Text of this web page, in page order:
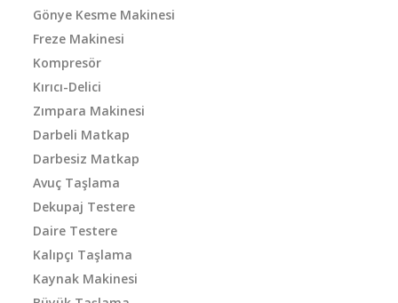
Gönye Kesme Makinesi
Freze Makinesi
Kompresör
Kırıcı-Delici
Zımpara Makinesi
Darbeli Matkap
Darbesiz Matkap
Avuç Taşlama
Dekupaj Testere
Daire Testere
Kalıpçı Taşlama
Kaynak Makinesi